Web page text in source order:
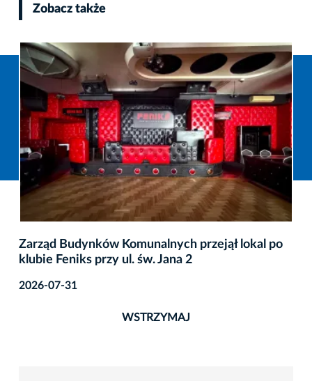
Zobacz także
Zarząd Budynków Komunalnych przejął lokal po
klubie Feniks przy ul. św. Jana 2
2026-07-31
WSTRZYMAJ